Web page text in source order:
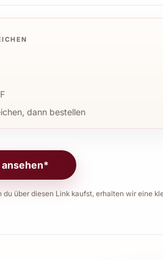
dann bestellen
du über diesen Link kaufst, erhalten wir eine